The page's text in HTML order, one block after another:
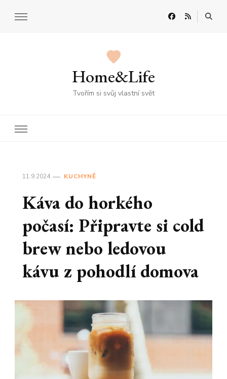
Home&Life
Tvořím si svůj vlastní svět
11.9.2024 KUCHYNĚ
Káva do horkého
počasí: Připravte si cold
brew nebo ledovou
kávu z pohodlí domova